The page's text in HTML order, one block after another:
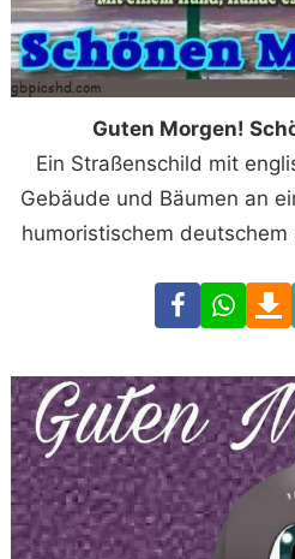
Guten Morgen!
Ein Straßenschild mit
Gebäude und Bäumen an
humoristischem
Facebook